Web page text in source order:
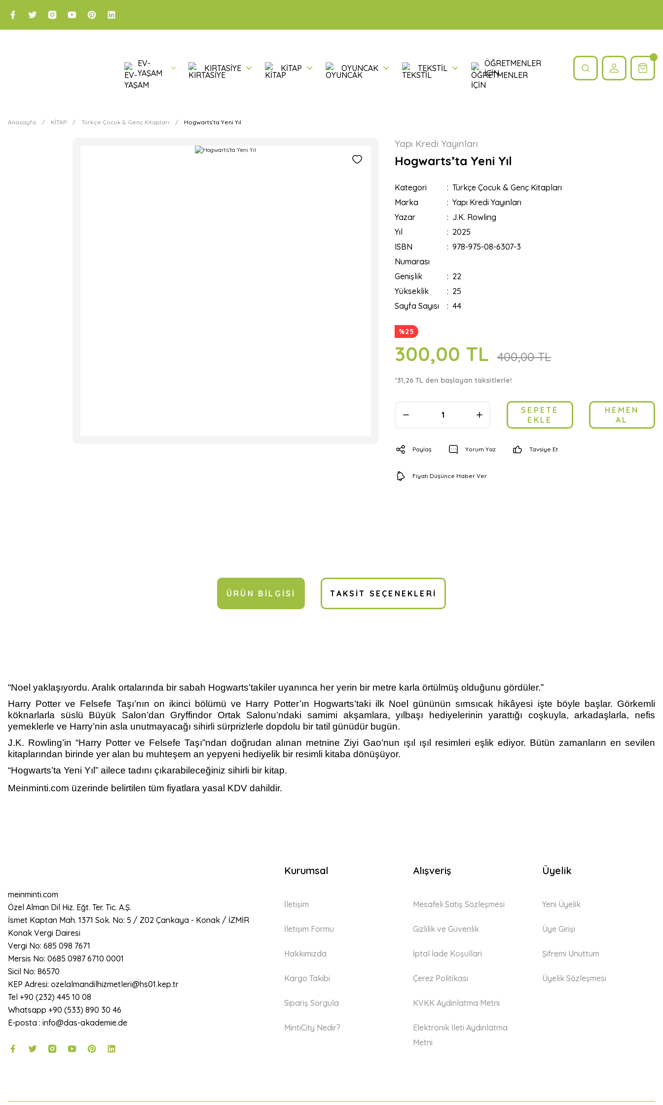
EV-
YAŞAM
KIRTASİYE KİTAP OYUNCAK TEKSTİL
ÖĞRETMENLER
İÇİN
Anasayfa KİTAP Türkçe Çocuk & Genç Kitapları Hogwarts’ta Yeni Yıl
Yapı Kredi Yayınları
Hogwarts’ta Yeni Yıl
Kategori
Türkçe Çocuk & Genç Kitapları
Marka
Yapı Kredi Yayınları
Yazar
J.K. Rowling
Yıl
2025
ISBN
Numarası
978-975-08-6307-3
Genişlik
22
Yükseklik
25
Sayfa Sayısı
44
%25
300,00 TL 400,00 TL
*31,26 TL den başlayan taksitlerle!
SEPETE
EKLE
HEMEN
AL
Paylaş Yorum Yaz Tavsiye Et
Fiyatı Düşünce Haber Ver
ÜRÜN BILGISI TAKSIT SEÇENEKLERI
“Noel yaklaşıyordu. Aralık ortalarında bir sabah Hogwarts’takiler uyanınca her yerin bir metre karla örtülmüş olduğunu gördüler.”
Harry Potter ve Felsefe Taşı’nın on ikinci bölümü ve Harry Potter’ın Hogwarts’taki ilk Noel gününün sımsıcak hikâyesi işte böyle başlar. Görkemli
köknarlarla süslü Büyük Salon’dan Gryffindor Ortak Salonu’ndaki samimi akşamlara, yılbaşı hediyelerinin yarattığı coşkuyla, arkadaşlarla, nefis
yemeklerle ve Harry’nin asla unutmayacağı sihirli sürprizlerle dopdolu bir tatil günüdür bugün.
J.K. Rowling’in “Harry Potter ve Felsefe Taşı”ndan doğrudan alınan metnine Ziyi Gao’nun ışıl ışıl resimleri eşlik ediyor. Bütün zamanların en sevilen
kitaplarından birinde yer alan bu muhteşem an yepyeni hediyelik bir resimli kitaba dönüşüyor.
“Hogwarts’ta Yeni Yıl” ailece tadını çıkarabileceğiniz sihirli bir kitap.
Meinminti.com üzerinde belirtilen tüm fiyatlara yasal KDV dahildir.
meinminti.com
Özel Alman Dil Hiz. Eğt. Ter. Tic. A.Ş.
İsmet Kaptan Mah. 1371 Sok. No: 5 / Z02 Çankaya - Konak / İZMİR
Konak Vergi Dairesi
Vergi No: 685 098 7671
Mersis No: 0685 0987 6710 0001
Sicil No: 86570
KEP Adresi: ozelalmandilhizmetleri@hs01.kep.tr
Tel +90 (232) 445 10 08
Whatsapp +90 (533) 890 30 46
E-posta : info@das-akademie.de
Kurumsal
İletişim
İletişim Formu
Hakkımızda
Kargo Takibi
Sipariş Sorgula
MintiCity Nedir?
Alışveriş
Mesafeli Satış Sözleşmesi
Gizlilik ve Güvenlik
İptal İade Koşullari
Çerez Politikası
KVKK Aydınlatma Metni
Elektronik İleti Aydınlatma
Metni
Üyelik
Yeni Üyelik
Üye Girişi
Şifremi Unuttum
Üyelik Sözleşmesi